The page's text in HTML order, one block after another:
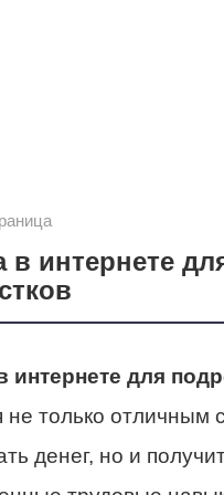
в интернете
интернете для
не только отличным
денег, но и